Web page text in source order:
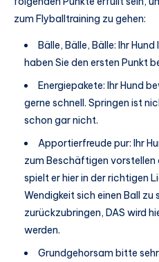
zum Flyballtraining zu gehen:
Bälle, Bälle, Bälle: Ihr
haben Sie den ersten Punkt
Energiepakete: Ihr Hund
gerne schnell. Springen ist
schon gar nicht.
Apportierfreude pur: Ihr
zum Beschäftigen vorstellen
spielt er hier in der richtigen
Wendigkeit sich einen Ball
zurückzubringen, DAS wird
werden.
Grundgehorsam bitte